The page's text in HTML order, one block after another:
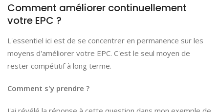
Comment améliorer continuellement
votre EPC ?
L'essentiel ici est de se concentrer en permanence sur les
moyens d'améliorer votre EPC. C'est le seul moyen de
rester compétitif à long terme.
Comment s'y prendre ?